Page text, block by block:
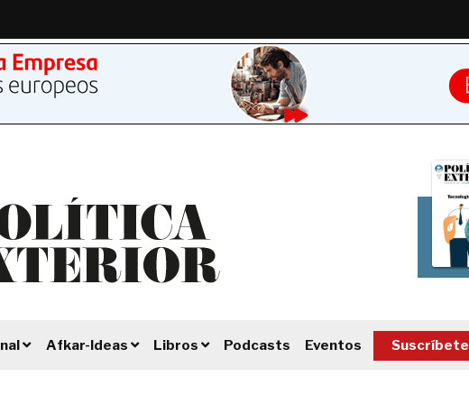
Afkar-Ideas Libros Podcasts Eventos Suscríbete